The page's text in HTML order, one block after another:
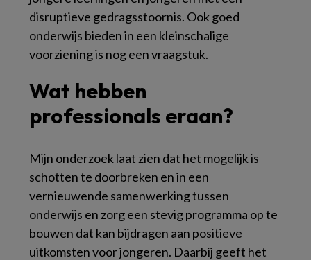
disruptieve gedragsstoornis. Ook goed
onderwijs bieden in een kleinschalige
voorziening is nog een vraagstuk.
Wat hebben
professionals eraan?
Mijn onderzoek laat zien dat het mogelijk is
schotten te doorbreken en in een
vernieuwende samenwerking tussen
onderwijs en zorg een stevig programma op te
bouwen dat kan bijdragen aan positieve
uitkomsten voor jongeren. Daarbij geeft het